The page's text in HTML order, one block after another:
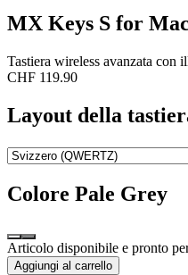
MX Keys S for Mac
Tastiera wireless avanzata con
CHF 119.90
Layout della
Colore Pale Grey
Articolo disponibile e pronto
Aggiungi al carrello